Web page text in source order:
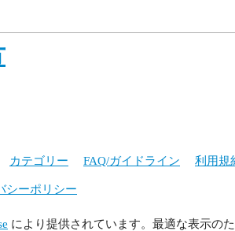
カテゴリー FAQ/ガイドライン 利用規
シーポリシー
により提供されています。最適な表示のた